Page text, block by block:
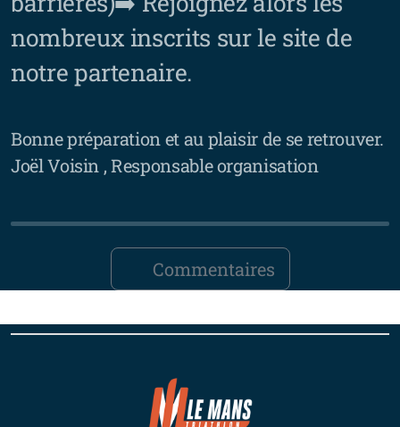
nombreux inscrits sur le site de
notre partenaire.
Bonne préparation et au plaisir de se retrouver.
Joël Voisin , Responsable organisation
Commentaires